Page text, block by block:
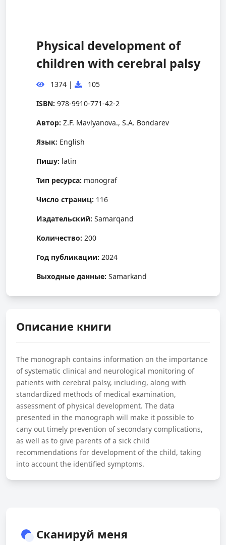
Physical development of
children with cerebral palsy
1374 |
105
ISBN: 978-9910-771-42-2
Автор: Z.F. Mavlyanova., S.A. Bondarev
Язык: English
Пишу: latin
Тип ресурса: monograf
Число страниц: 116
Издательский: Samarqand
Количество: 200
Год публикации: 2024
Выходные данные: Samarkand
Описание книги
The monograph contains information on the importance
of systematic clinical and neurological monitoring of
patients with cerebral palsy, including, along with
standardized methods of medical examination,
assessment of physical development. The data
presented in the monograph will make it possible to
cany out timely prevention of secondary complications,
as well as to give parents of a sick child
recommendations for development of the child, taking
into account the identified symptoms.
Сканируй меня